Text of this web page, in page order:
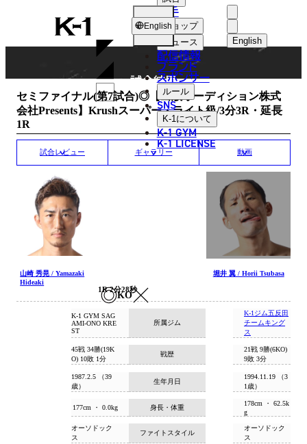
K-
1
English
한국어
中文（简体
中文（繁體
選手
ショップ
ニュース
配信情報
ブランド
スポンサー
ルール
SNS
K-1について
K-1 GYM
K-1 LICENSE
English
MATCH RESULT
試合結果
セミファイナル(第7試合)◎【出版オーディション株式
会社Presents】Krushスーパー・ライト級/3分3R・延長
1R
試合レビュー ギャラリー 動画
山崎 秀晃 / Yamazaki
Hideaki
KO
1R 2分28秒
堀井 翼 / Horii Tsubasa
所属ジム
K-1 GYM SAG
AMI-ONO KRE
ST
K-1ジム五反田
チームキング
ス
戦歴
45戦 34勝(19K
O) 10敗 1分
21戦 9勝(6KO)
9敗 3分
生年月日
1987.2.5 （39
歳）
1994.11.19 （3
1歳）
身長・体重
177cm ・ 0.0kg
178cm ・ 62.5k
g
ファイトスタイル
オーソドック
ス
オーソドック
ス